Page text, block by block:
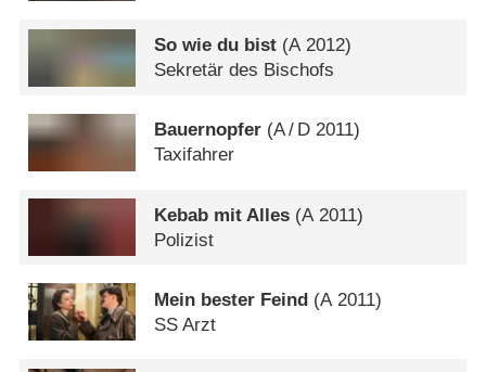
So wie du bist (A2012)
Sekretär des Bischofs
Bauernopfer (A/ D 2011)
Taxifahrer
Kebab mit Alles (A 2011)
Polizist
Mein bester Feind (A 2011)
SS Arzt